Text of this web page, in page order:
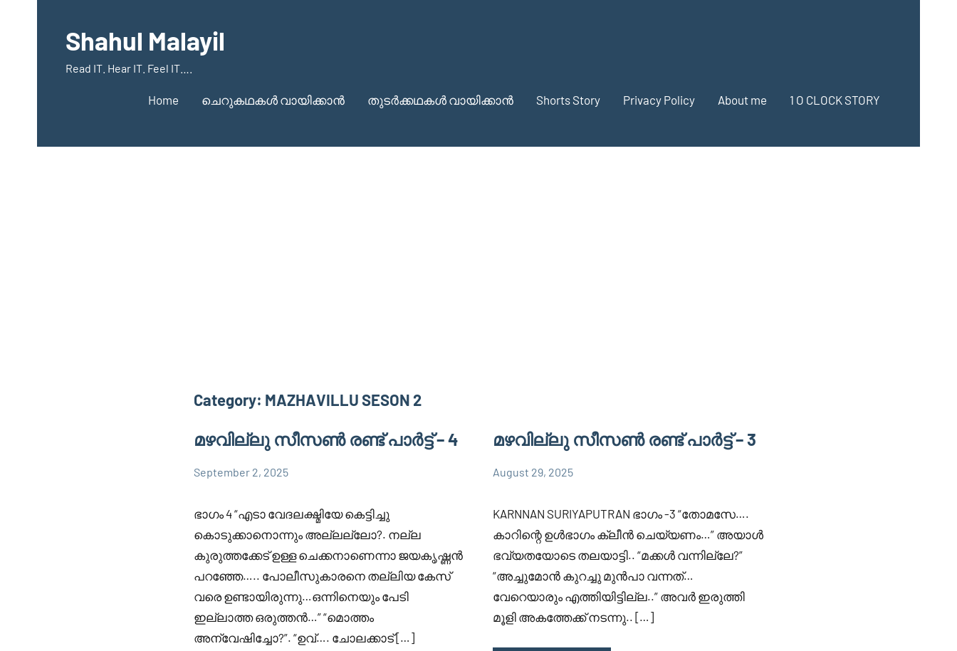
contentShahul Malayil
Read IT. Hear IT. Feel IT….
Home ചെറുകഥകൾ വായിക്കാൻ തുടർക്കഥകൾ വായിക്കാൻ Shorts Story Privacy Policy About me 1 O CLOCK STORY
Category: MAZHAVILLU SESON 2
മഴവില്ലു സീസൺ രണ്ട് പാർട്ട് – 4
MAZHAVILLU
September 2, 2025
Faisal
ഭാഗം 4 “എടാ വേദലക്ഷ്മിയേ കെട്ടിച്ചു
കൊടുക്കാനൊന്നും അല്ലല്ലോ?. നല്ല
കുരുത്തക്കേട് ഉള്ള ചെക്കനാണെന്നാ ജയകൃഷ്ണൻ
പറഞ്ഞേ….. പോലീസുകാരനെ തല്ലിയ കേസ്
വരെ ഉണ്ടായിരുന്നു…ഒന്നിനെയും പേടി
ഇല്ലാത്ത ഒരുത്തൻ…” “മൊത്തം
അന്വേഷിച്ചോ?”. “ഉവ്‌…. ചോലക്കാട് […]
മഴവില്ലു സീസൺ രണ്ട് പാർട്ട് – 3
MAZHAVILLU
August 29, 2025
Faisal
KARNNAN SURIYAPUTRAN ഭാഗം -3 “തോമസേ….
കാറിന്റെ ഉൾഭാഗം ക്ലീൻ ചെയ്യണം…” അയാൾ
ഭവ്യതയോടെ തലയാട്ടി.. “മക്കൾ വന്നില്ലേ?”
“അച്ചുമോൻ കുറച്ചു മുൻപാ വന്നത്…
വേറെയാരും എത്തിയിട്ടില്ല..” അവർ ഇരുത്തി
മൂളി അകത്തേക്ക് നടന്നു.. […]